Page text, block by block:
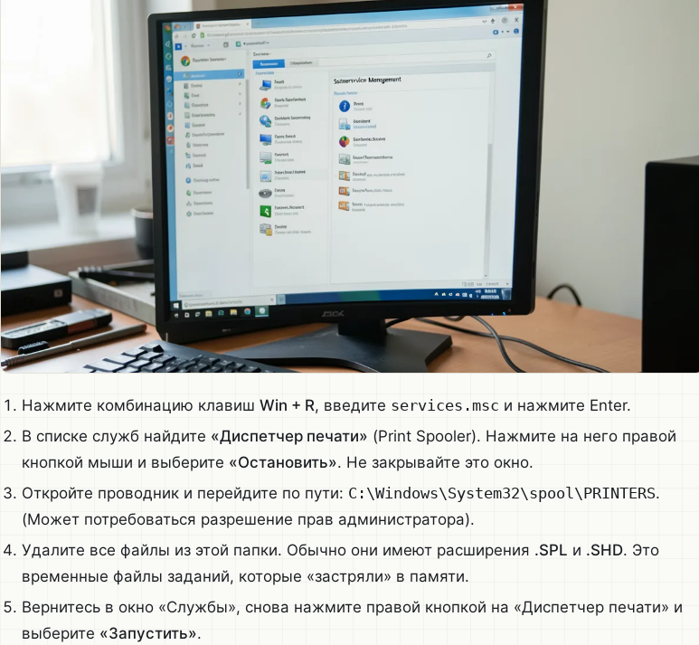
Нажмите комбинацию клавиш Win + R, введите services.msc и нажмите Enter.
В списке служб найдите «Диспетчер печати» (Print Spooler). Нажмите на него правой
кнопкой мыши и выберите «Остановить». Не закрывайте это окно.
Откройте проводник и перейдите по пути: C:\Windows\System32\spool\PRINTERS.
(Может потребоваться разрешение прав администратора).
Удалите все файлы из этой папки. Обычно они имеют расширения .SPL и .SHD. Это
временные файлы заданий, которые «застряли» в памяти.
Вернитесь в окно «Службы», снова нажмите правой кнопкой на «Диспетчер печати» и
выберите «Запустить».